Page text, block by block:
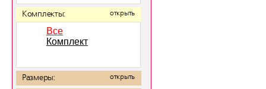
Комплекты: открыть
Все
Комплект
Размеры: открыть